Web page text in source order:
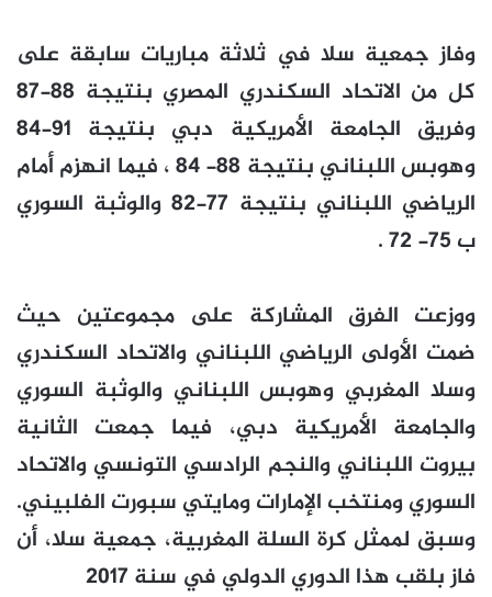
وفاز جمعية سلا في ثلاثة مباريات سابقة على
كل من الاتحاد السكندري المصري بنتيجة 88-87
وفريق الجامعة الأمريكية دبي بنتيجة 91-84
وهوبس اللبناني بنتيجة 88- 84 ، فيما انهزم أمام
الرياضي اللبناني بنتيجة 77-82 والوثبة السوري
ب 75- 72 .
ووزعت الفرق المشاركة على مجموعتين حيث
ضمت الأولى الرياضي اللبناني والاتحاد السكندري
وسلا المغربي وهوبس اللبناني والوثبة السوري
والجامعة الأمريكية دبي، فيما جمعت الثانية
بيروت اللبناني والنجم الرادسي التونسي والاتحاد
السوري ومنتخب الإمارات ومايتي سبورت الفلبيني.
وسبق لممثل كرة السلة المغربية، جمعية سلا، أن
فاز بلقب هذا الدوري الدولي في سنة 2017